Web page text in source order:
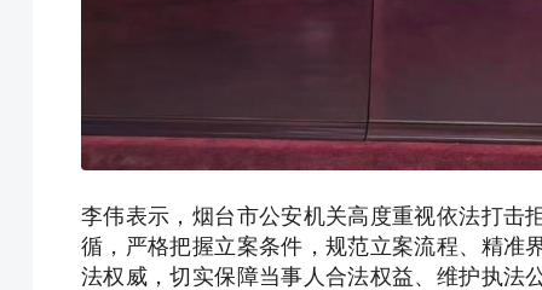
李伟表示，烟台市公安机关高度重视依法打击
循，严格把握立案条件，规范立案流程、精准
法权威，切实保障当事人合法权益、维护执法